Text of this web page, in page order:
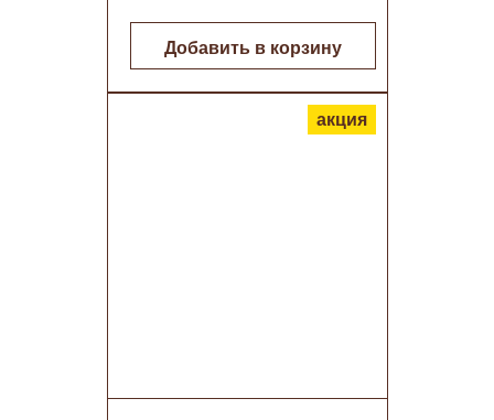
Добавить в корзину
акция